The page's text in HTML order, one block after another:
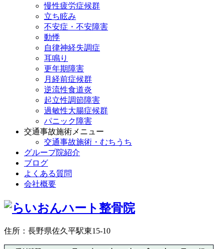
慢性疲労症候群
立ち眩み
不安症・不安障害
動悸
自律神経失調症
耳鳴り
更年期障害
月経前症候群
逆流性食道炎
起立性調節障害
過敏性大腸症候群
パニック障害
交通事故施術メニュー
交通事故施術・むちうち
グループ院紹介
ブログ
よくある質問
会社概要
住所：長野県佐久平駅東15-10